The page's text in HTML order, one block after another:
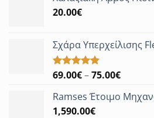
20.00€
Σχάρα Υπερχείλισης
Βαθμολογήθηκε
από 5
69.00€–75.00€Price
69.00€
Ramses Έτοιμο
1,590.00€